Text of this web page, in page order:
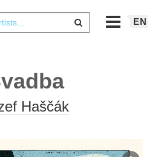
EN
Haščák